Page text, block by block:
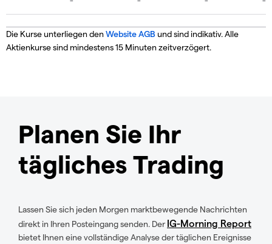
Die Kurse unterliegen den Website AGB und sind indikativ. Alle
Aktienkurse sind mindestens 15 Minuten zeitverzögert.
Planen Sie Ihr
tägliches Trading
Lassen Sie sich jeden Morgen marktbewegende Nachrichten
direkt in Ihren Posteingang senden. Der IG-Morning Report
bietet Ihnen eine vollständige Analyse der täglichen Ereignisse